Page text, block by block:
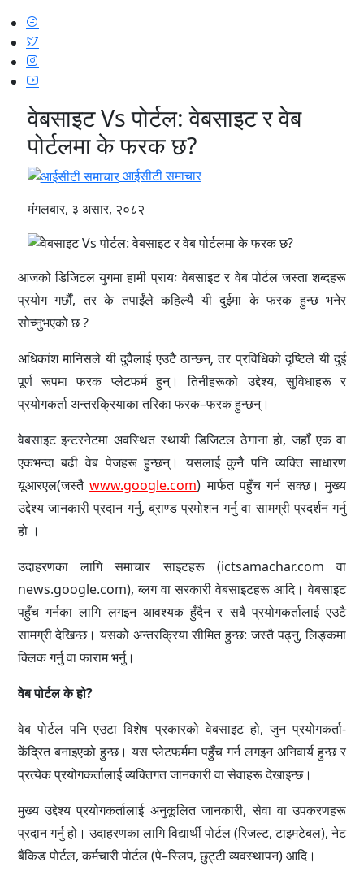
वेबसाइट Vs पोर्टल: वेबसाइट र वेब
पोर्टलमा के फरक छ?
आईसीटी समाचार
मंगलबार, ३ असार, २०८२
आजको डिजिटल युगमा हामी प्रायः वेबसाइट र वेब पोर्टल जस्ता शब्दहरू
प्रयोग गर्छौं, तर के तपाईंले कहिल्यै यी दुईमा के फरक हुन्छ भनेर
सोच्नुभएको छ ?
अधिकांश मानिसले यी दुवैलाई एउटै ठान्छन्, तर प्रविधिको दृष्टिले यी दुई
पूर्ण रूपमा फरक प्लेटफर्म हुन्। तिनीहरूको उद्देश्य, सुविधाहरू र
प्रयोगकर्ता अन्तरक्रियाका तरिका फरक–फरक हुन्छन्।
वेबसाइट इन्टरनेटमा अवस्थित स्थायी डिजिटल ठेगाना हो, जहाँ एक वा
एकभन्दा बढी वेब पेजहरू हुन्छन्। यसलाई कुनै पनि व्यक्ति साधारण
यूआरएल(जस्तैwww.google.com) मार्फत पहुँच गर्न सक्छ। मुख्य
उद्देश्य जानकारी प्रदान गर्नु, ब्राण्ड प्रमोशन गर्नु वा सामग्री प्रदर्शन गर्नु
हो ।
उदाहरणका लागि समाचार साइटहरू (ictsamachar.com वा
news.google.com), ब्लग वा सरकारी वेबसाइटहरू आदि। वेबसाइट
पहुँच गर्नका लागि लगइन आवश्यक हुँदैन र सबै प्रयोगकर्तालाई एउटै
सामग्री देखिन्छ। यसको अन्तरक्रिया सीमित हुन्छ: जस्तै पढ्नु, लिङ्कमा
क्लिक गर्नु वा फाराम भर्नु।
वेब पोर्टल के हो?
वेब पोर्टल पनि एउटा विशेष प्रकारको वेबसाइट हो, जुन प्रयोगकर्ता-
केंद्रित बनाइएको हुन्छ। यस प्लेटफर्ममा पहुँच गर्न लगइन अनिवार्य हुन्छ र
प्रत्येक प्रयोगकर्तालाई व्यक्तिगत जानकारी वा सेवाहरू देखाइन्छ।
मुख्य उद्देश्य प्रयोगकर्तालाई अनुकूलित जानकारी, सेवा वा उपकरणहरू
प्रदान गर्नु हो। उदाहरणका लागि विद्यार्थी पोर्टल (रिजल्ट, टाइमटेबल), नेट
बैंकिङ पोर्टल, कर्मचारी पोर्टल (पे–स्लिप, छुट्टी व्यवस्थापन) आदि।